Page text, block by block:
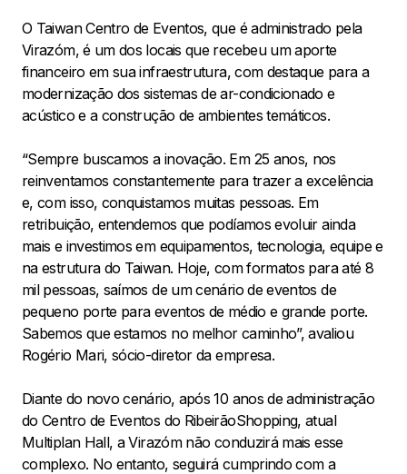
O Taiwan Centro de Eventos, que é administrado pela
Virazóm, é um dos locais que recebeu um aporte
financeiro em sua infraestrutura, com destaque para a
modernização dos sistemas de ar-condicionado e
acústico e a construção de ambientes temáticos.
“Sempre buscamos a inovação. Em 25 anos, nos
reinventamos constantemente para trazer a excelência
e, com isso, conquistamos muitas pessoas. Em
retribuição, entendemos que podíamos evoluir ainda
mais e investimos em equipamentos, tecnologia, equipe e
na estrutura do Taiwan. Hoje, com formatos para até 8
mil pessoas, saímos de um cenário de eventos de
pequeno porte para eventos de médio e grande porte.
Sabemos que estamos no melhor caminho”, avaliou
Rogério Mari, sócio-diretor da empresa.
Diante do novo cenário, após 10 anos de administração
do Centro de Eventos do RibeirãoShopping, atual
Multiplan Hall, a Virazóm não conduzirá mais esse
complexo. No entanto, seguirá cumprindo com a